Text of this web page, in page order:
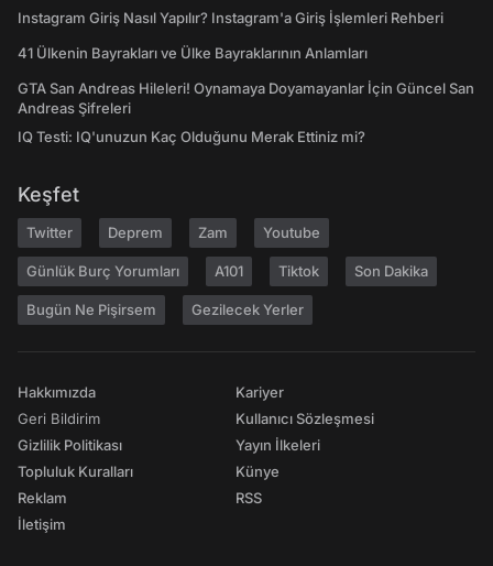
Instagram Giriş Nasıl Yapılır? Instagram'a Giriş İşlemleri Rehberi
41 Ülkenin Bayrakları ve Ülke Bayraklarının Anlamları
GTA San Andreas Hileleri! Oynamaya Doyamayanlar İçin Güncel San
Andreas Şifreleri
IQ Testi: IQ'unuzun Kaç Olduğunu Merak Ettiniz mi?
Keşfet
Twitter Deprem Zam Youtube
Günlük Burç Yorumları A101 Tiktok Son Dakika
Bugün Ne Pişirsem Gezilecek Yerler
Hakkımızda
Geri Bildirim
Gizlilik Politikası
Topluluk Kuralları
Reklam
İletişim
Kariyer
Kullanıcı Sözleşmesi
Yayın İlkeleri
Künye
RSS